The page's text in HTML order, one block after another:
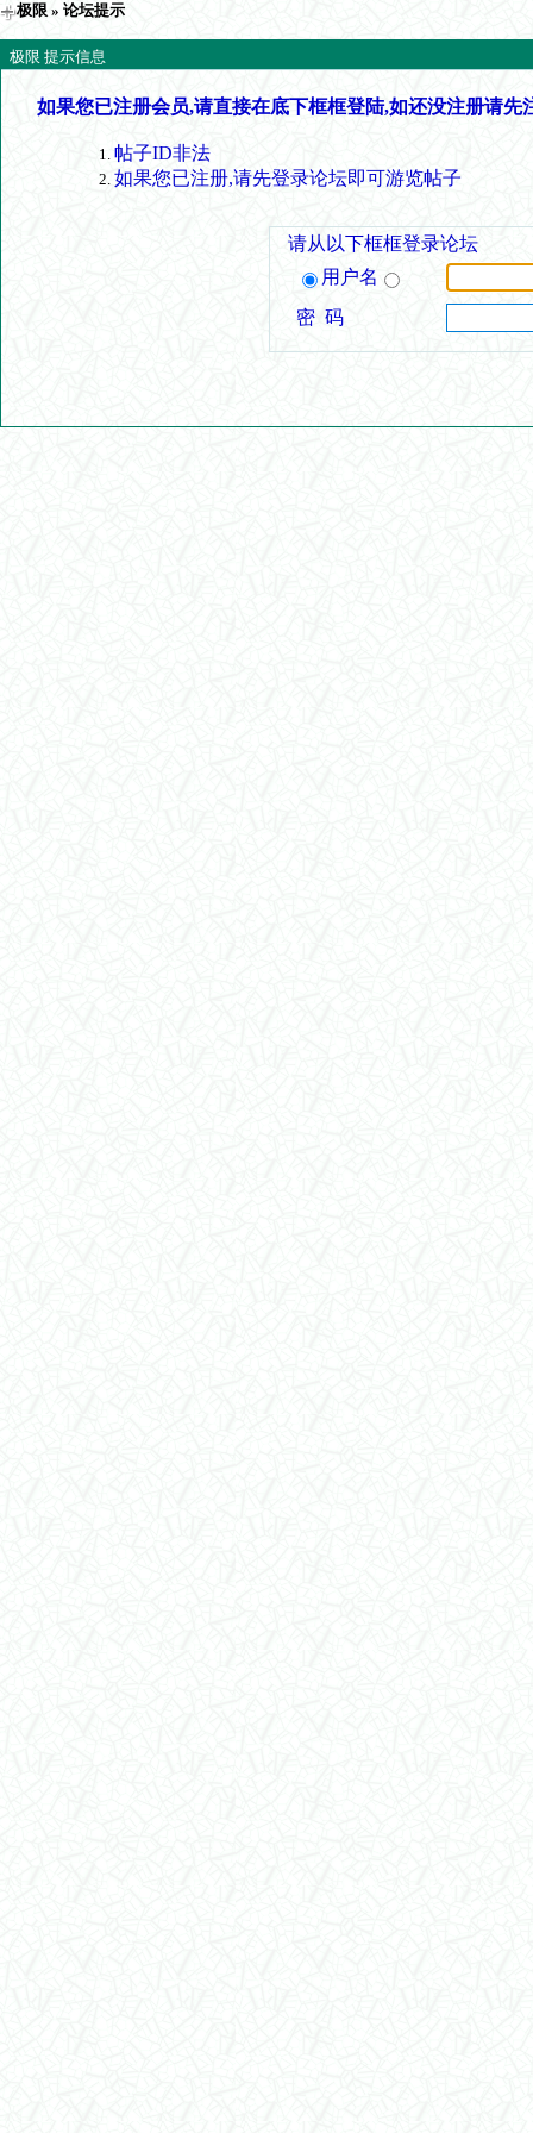
极限 » 论坛提示
极限 提示信息
如果您已注册会员,请直接在底下框框登陆,如还没注册请先
帖子ID非法
如果您已注册,请先登录论坛即可游览帖子
请从以下框框登录论坛
用户名
密 码